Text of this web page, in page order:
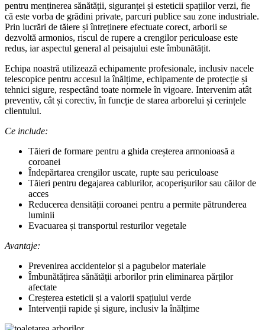
pentru menținerea sănătății, siguranței și esteticii spațiilor verzi, fie
că este vorba de grădini private, parcuri publice sau zone industriale.
Prin lucrări de tăiere și întreținere efectuate corect, arborii se
dezvoltă armonios, riscul de rupere a crengilor periculoase este
redus, iar aspectul general al peisajului este îmbunătățit.
Echipa noastră utilizează echipamente profesionale, inclusiv nacele
telescopice pentru accesul la înălțime, echipamente de protecție și
tehnici sigure, respectând toate normele în vigoare. Intervenim atât
preventiv, cât și corectiv, în funcție de starea arborelui și cerințele
clientului.
Ce include:
Tăieri de formare pentru a ghida creșterea armonioasă a
coroanei
Îndepărtarea crengilor uscate, rupte sau periculoase
Tăieri pentru degajarea cablurilor, acoperișurilor sau căilor de
acces
Reducerea densității coroanei pentru a permite pătrunderea
luminii
Evacuarea și transportul resturilor vegetale
Avantaje:
Prevenirea accidentelor și a pagubelor materiale
Îmbunătățirea sănătății arborilor prin eliminarea părților
afectate
Creșterea esteticii și a valorii spațiului verde
Intervenții rapide și sigure, inclusiv la înălțime